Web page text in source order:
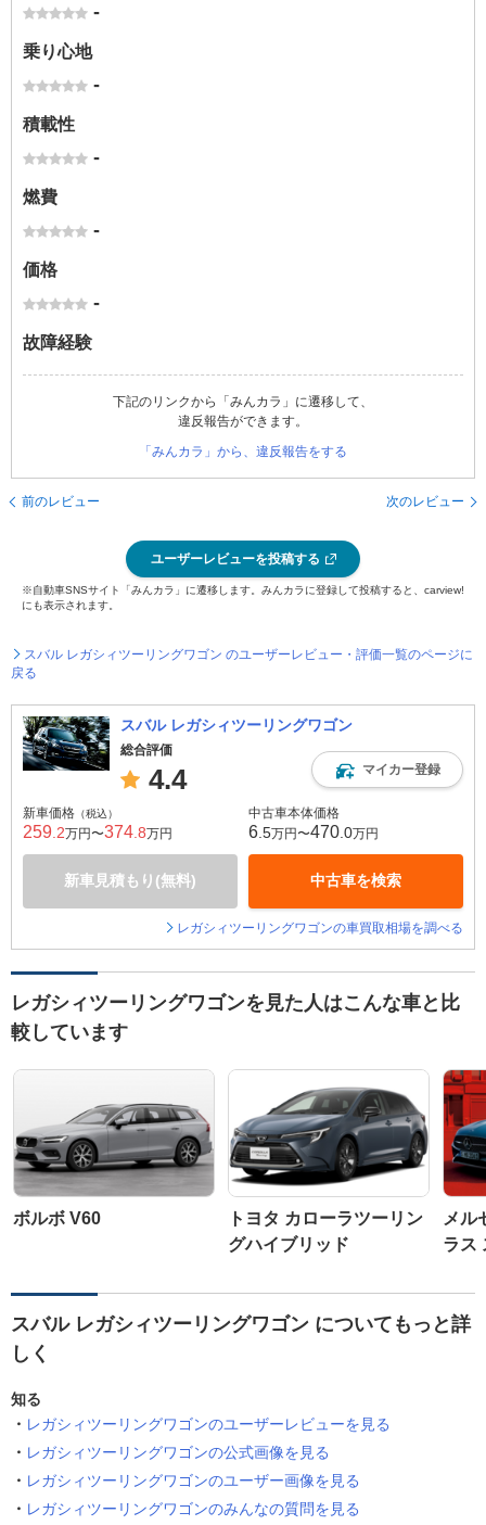
-
乗り心地
-
積載性
-
燃費
-
価格
-
故障経験
下記のリンクから「みんカラ」に遷移して、
違反報告ができます。
「みんカラ」から、違反報告をする
前のレビュー 次のレビュー
ユーザーレビューを投稿する
※自動車SNSサイト「みんカラ」に遷移します。みんカラに登録して投稿すると、carview!
にも表示されます。
スバル レガシィツーリングワゴン のユーザーレビュー・評価一覧のページに
戻る
スバル レガシィツーリングワゴン
総合評価
4.4 マイカー登録
新車価格 （税込）
259 .2万円〜374 .8万円
新車見積もり(無料)
中古車本体価格
6 .5万円〜470 .0万円
中古車を検索
レガシィツーリングワゴンの車買取相場を調べる
レガシィツーリングワゴンを見た人はこんな車と比
較しています
ボルボ V60
トヨタ カローラツーリン
グハイブリッド
メル
ラス
スバル レガシィツーリングワゴン についてもっと詳
しく
知る
レガシィツーリングワゴンのユーザーレビューを見る
レガシィツーリングワゴンの公式画像を見る
レガシィツーリングワゴンのユーザー画像を見る
レガシィツーリングワゴンのみんなの質問を見る